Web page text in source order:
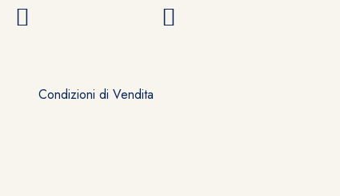
Condizioni di Vendita